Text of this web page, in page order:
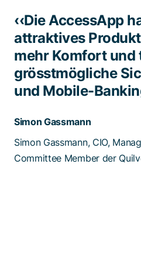
‹‹Die AccessApp
attraktives
mehr Komfort und
grösstmögliche
und Mobile-
Simon Gassmann
Simon Gassmann, CIO,
Committee Member der